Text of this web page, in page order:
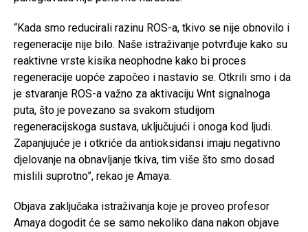
“Kada smo reducirali razinu ROS-a, tkivo se nije obnovilo i
regeneracije nije bilo. Naše istraživanje potvrđuje kako su
reaktivne vrste kisika neophodne kako bi proces
regeneracije uopće započeo i nastavio se. Otkrili smo i da
je stvaranje ROS-a važno za aktivaciju Wnt signalnoga
puta, što je povezano sa svakom studijom
regeneracijskoga sustava, uključujući i onoga kod ljudi.
Zapanjujuće je i otkriće da antioksidansi imaju negativno
djelovanje na obnavljanje tkiva, tim više što smo dosad
mislili suprotno”, rekao je Amaya.
Objava zaključaka istraživanja koje je proveo profesor
Amaya dogodit će se samo nekoliko dana nakon objave